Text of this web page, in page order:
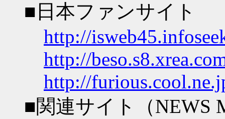
■日本ファンサイト
http://
http://
http://
■関連サイト（NEWS